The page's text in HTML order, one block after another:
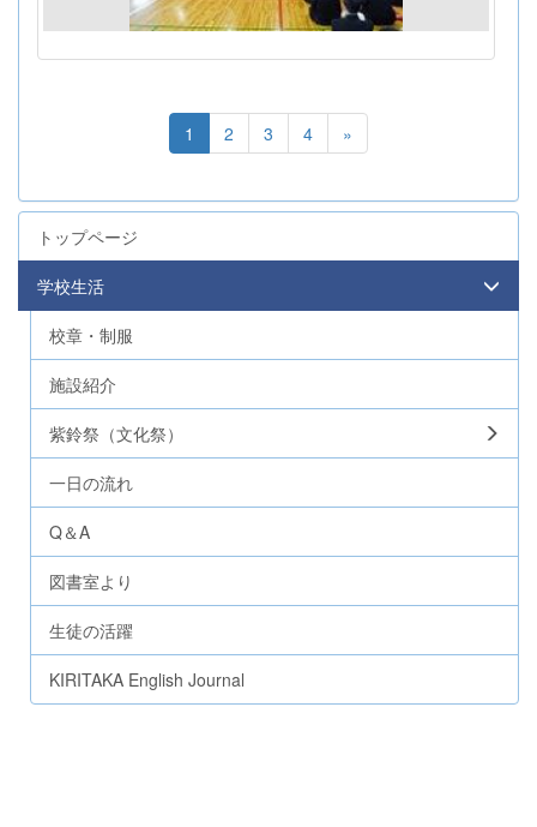
1 2 3 4 »
トップページ
学校生活
校章・制服
施設紹介
紫鈴祭（文化祭）
一日の流れ
Q＆A
図書室より
生徒の活躍
KIRITAKA English Journal